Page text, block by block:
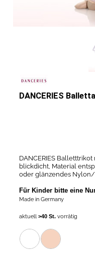
DANCERIES
DANCERIES
blickdicht, Material
oder glänzendes Nylon/
Für Kinder bitte eine
Made in Germany
aktuell >40 St. vorrätig